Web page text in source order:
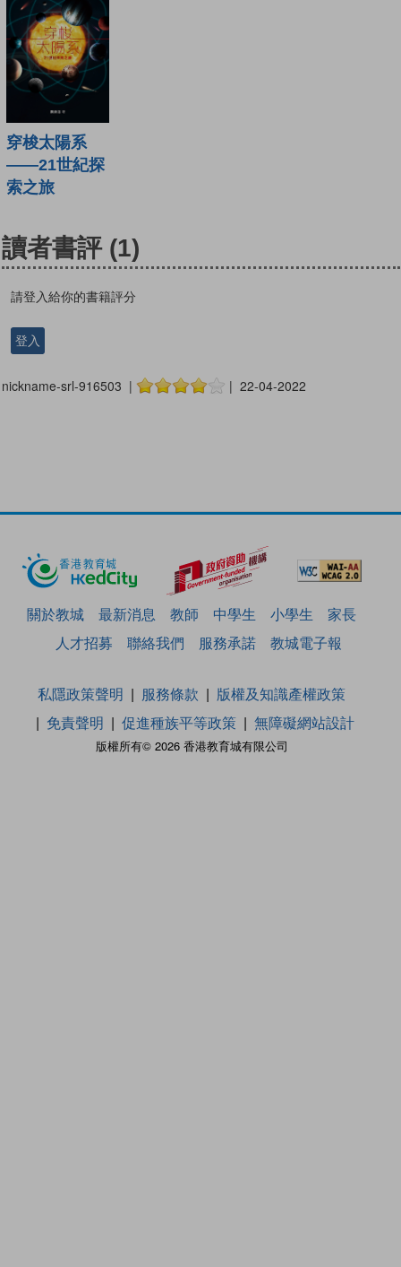
穿梭太陽系
——21世紀探
索之旅
讀者書評 (1)
請登入給你的書籍評分
登入
nickname-srl-916503 | | 22-04-2022
關於教城 最新消息 教師 中學生 小學生
家長
人才招募
聯絡我們 服務承諾 教城電子報
版權所有© 2026 香港教育城有限公司
私隱政策聲明 服務條款
版權及知識產權政策
免責聲明
促進種族平等政策 無障礙網站設計